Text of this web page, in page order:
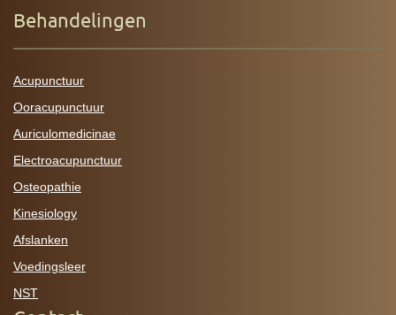
Behandelingen
Acupunctuur
Ooracupunctuur
Auriculomedicinae
Electroacupunctuur
Osteopathie
Kinesiology
Afslanken
Voedingsleer
NST